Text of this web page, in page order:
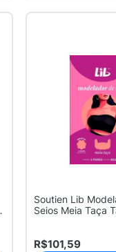
Soutien Lib
Seios Meia Taça
R$101,59